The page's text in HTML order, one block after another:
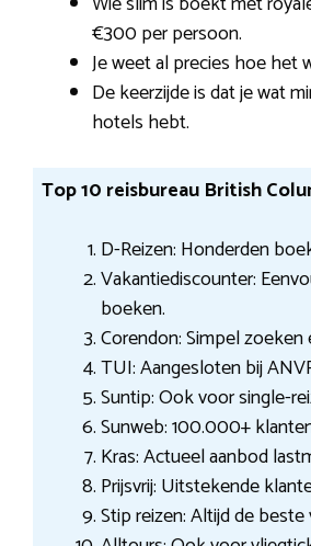
€300 per persoon.
Je weet al precies hoe het
De keerzijde is dat je wat
hotels hebt.
Top 10 reisbureau British
D-Reizen: Honderden
Vakantiediscounter:
boeken.
Corendon: Simpel
TUI: Aangesloten bij
Suntip: Ook voor single-
Sunweb: 100.000+
Kras: Actueel aanbod
Prijsvrij: Uitstekende
Stip reizen: Altijd de beste